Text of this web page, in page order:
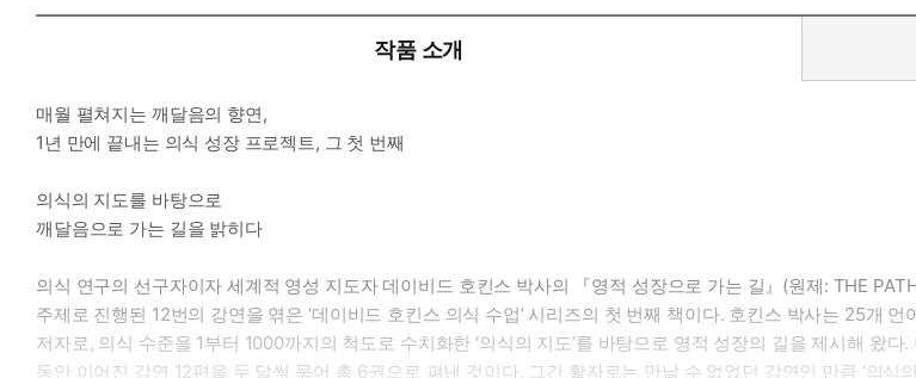
작품 소개
매월 펼쳐지는 깨달음의 향연,
1년 만에 끝내는 의식 성장 프로젝트, 그 첫 번째
의식의 지도를 바탕으로
깨달음으로 가는 길을 밝히다
의식 연구의 선구자이자 세계적 영성 지도자 데이비드 호킨스 박사의 『영적 성장으로 가는 길』(원제: THE
주제로 진행된 12번의 강연을 엮은 ‘데이비드 호킨스 의식 수업’ 시리즈의 첫 번째 책이다. 호킨스 박사는 25개
저자로, 의식 수준을 1부터 1000까지의 척도로 수치화한 ‘의식의 지도’를 바탕으로 영적 성장의 길을 제시해 왔
동안 이어진 강연 12편을 두 달씩 묶어 총 6권으로 펴낸 것이다. 그간 활자로는 만날 수 없었던 강연인 만큼 ‘의